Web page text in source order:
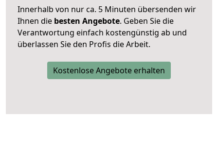
Innerhalb von nur ca. 5 Minuten übersenden wir
Ihnen die besten Angebote. Geben Sie die
Verantwortung einfach kostengünstig ab und
überlassen Sie den Profis die Arbeit.
Kostenlose Angebote erhalten